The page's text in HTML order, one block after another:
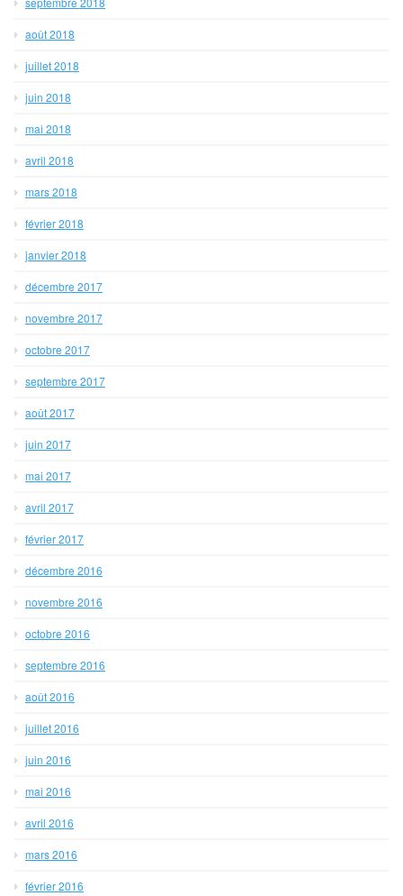
août 2018
juillet 2018
juin 2018
mai 2018
avril 2018
mars 2018
février 2018
janvier 2018
décembre 2017
novembre 2017
octobre 2017
septembre 2017
août 2017
juin 2017
mai 2017
avril 2017
février 2017
décembre 2016
novembre 2016
octobre 2016
septembre 2016
août 2016
juillet 2016
juin 2016
mai 2016
avril 2016
mars 2016
février 2016